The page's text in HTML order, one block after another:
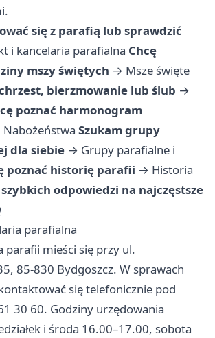
się z parafią lub sprawdzić
i kancelaria parafialna Chcę
mszy świętych → Msze święte
bierzmowanie lub ślub →
poznać harmonogram
Nabożeństwa Szukam grupy
dla siebie → Grupy parafialne i
poznać historię parafii → Historia
odpowiedzi na najczęstsze
parafialna
parafii mieści się przy ul.
85-830 Bydgoszcz. W sprawach
się telefonicznie pod
30 60. Godziny urzędowania
i środa 16.00–17.00, sobota